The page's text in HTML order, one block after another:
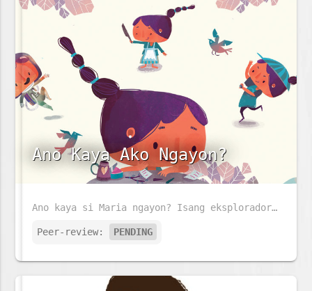
Ano Kaya Ako Ngayon?
Ano kaya si Maria ngayon? Isang eksplorador, astronaut o alagad ng sining?
Peer-review: PENDING